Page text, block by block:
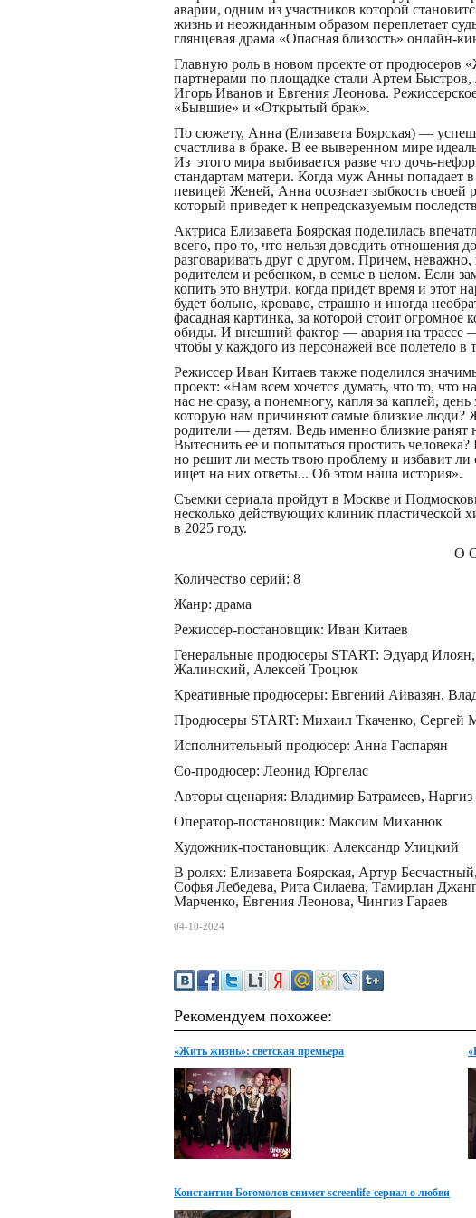
аварии, одним из участников которой
жизнь и неожиданным образом переплетает
глянцевая драма «Опасная близость» онлайн-
Главную роль в новом проекте от продюсеров
партнерами по площадке стали Артем
Игорь Иванов и Евгения Леонова.
«Бывшие» и «Открытый брак».
По сюжету, Анна (Елизавета Боярская) —
счастлива в браке. В ее выверенном мире
Из этого мира выбивается разве что дочь-
стандартам матери. Когда муж Анны попадает
певицей Женей, Анна осознает зыбкость своей
который приведет к непредсказуемым
Актриса Елизавета Боярская поделилась
всего, про то, что нельзя доводить отношения
разговаривать друг с другом. Причем,
родителем и ребенком, в семье в целом. Если
копить это внутри, когда придет время и этот
будет больно, кроваво, страшно и иногда
фасадная картинка, за которой стоит
обиды. И внешний фактор — авария на трассе
чтобы у каждого из персонажей все полетело в
Режиссер Иван Китаев также поделился
проект: «Нам всем хочется думать, что то, что
нас не сразу, а понемногу, капля за каплей,
которую нам причиняют самые близкие
родители — детям. Ведь именно близкие ранят
Вытеснить ее и попытаться простить
но решит ли месть твою проблему и избавит
ищет на них ответы... Об этом наша история».
Съемки сериала пройдут в Москве и
несколько действующих клиник пластической
в 2025 году.
О
Количество серий: 8
Жанр: драма
Режиссер-постановщик: Иван Китаев
Генеральные продюсеры START: Эдуард
Жалинский, Алексей Троцюк
Креативные продюсеры: Евгений Айвазян,
Продюсеры START: Михаил Ткаченко, Сергей
Исполнительный продюсер: Анна Гаспарян
Со-продюсер: Леонид Юргелас
Авторы сценария: Владимир Батрамеев,
Оператор-постановщик: Максим Миханюк
Художник-постановщик: Александр Улицкий
В ролях: Елизавета Боярская, Артур
Софья Лебедева, Рита Силаева, Тамирлан
Марченко, Евгения Леонова, Чингиз Гараев
04-10-2024
Рекомендуем похожее:
«Жить жизнь»: светская премьера
Константин Богомолов снимет screenlife-сериал о любви